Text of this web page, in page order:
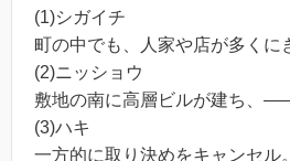
(1)シガイチ
町の中でも、人家や店が多くに
(2)ニッショウ
敷地の南に高層ビルが建ち、
(3)ハキ
一方的に取り決めをキャンセ